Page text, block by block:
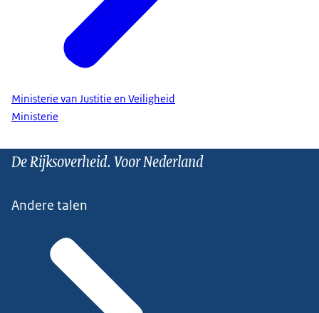
Ministerie van Justitie en Veiligheid
Ministerie
De Rijksoverheid. Voor Nederland
Andere talen